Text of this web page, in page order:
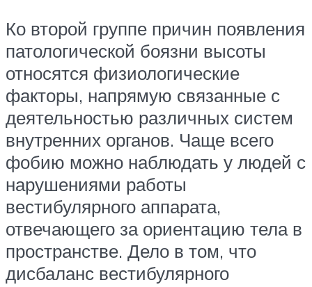
Ко второй группе причин появления
патологической боязни высоты
относятся физиологические
факторы, напрямую связанные с
деятельностью различных систем
внутренних органов. Чаще всего
фобию можно наблюдать у людей с
нарушениями работы
вестибулярного аппарата,
отвечающего за ориентацию тела в
пространстве. Дело в том, что
дисбаланс вестибулярного